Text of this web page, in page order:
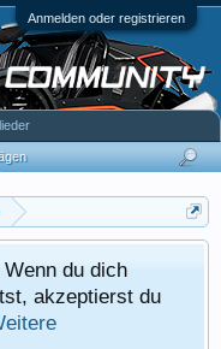
Anmelden oder registrieren
du dich
akzeptierst du